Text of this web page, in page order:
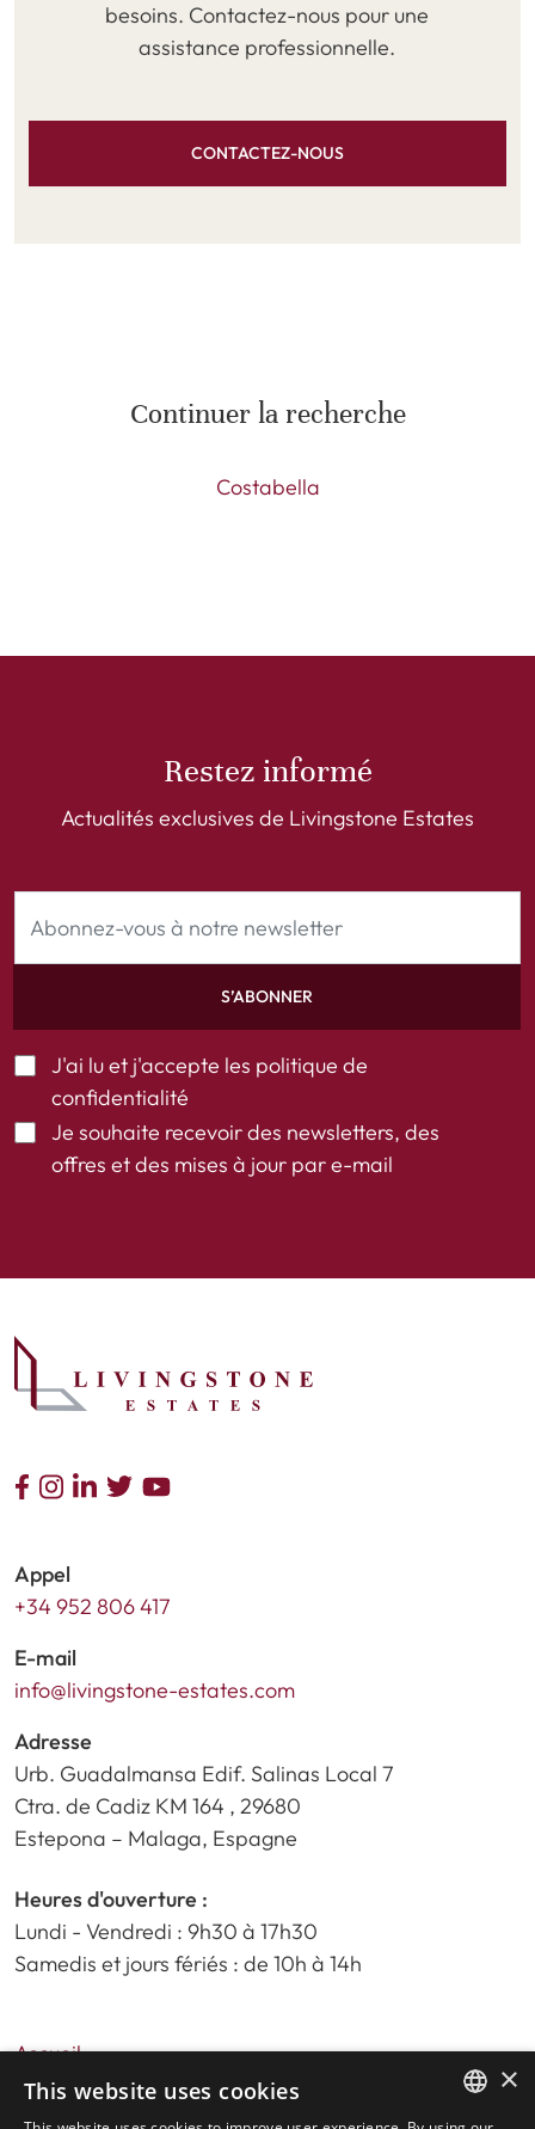
besoins. Contactez-nous pour une
assistance professionnelle.
CONTACTEZ-NOUS
Continuer la recherche
Costabella
Restez informé
Actualités exclusives de Livingstone Estates
S’ABONNER
J'ai lu et j'accepte les politique de
confidentialité
Je souhaite recevoir des newsletters, des
offres et des mises à jour par e-mail
Appel
+34 952 806 417
E-mail
info@livingstone-estates.com
Adresse
Urb. Guadalmansa Edif. Salinas Local 7
Ctra. de Cadiz KM 164 , 29680
Estepona – Malaga, Espagne
Heures d'ouverture :
Lundi - Vendredi : 9h30 à 17h30
Samedis et jours fériés : de 10h à 14h
Accueil
Recherche de propriété
Veuillez nous évaluer
×
This website uses cookies